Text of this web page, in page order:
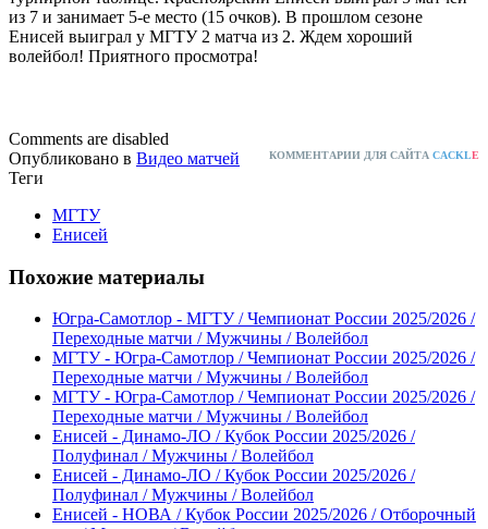
из 7 и занимает 5-е место (15 очков). В прошлом сезоне
Енисей выиграл у МГТУ 2 матча из 2. Ждем хороший
волейбол! Приятного просмотра!
Comments are disabled
КОММЕНТАРИИ ДЛЯ САЙТА CACKLE
Опубликовано в Видео матчей
Теги
МГТУ
Енисей
Похожие материалы
Югра-Самотлор - МГТУ / Чемпионат России 2025/2026 /
Переходные матчи / Мужчины / Волейбол
МГТУ - Югра-Самотлор / Чемпионат России 2025/2026 /
Переходные матчи / Мужчины / Волейбол
МГТУ - Югра-Самотлор / Чемпионат России 2025/2026 /
Переходные матчи / Мужчины / Волейбол
Енисей - Динамо-ЛО / Кубок России 2025/2026 /
Полуфинал / Мужчины / Волейбол
Енисей - Динамо-ЛО / Кубок России 2025/2026 /
Полуфинал / Мужчины / Волейбол
Енисей - НОВА / Кубок России 2025/2026 / Отборочный